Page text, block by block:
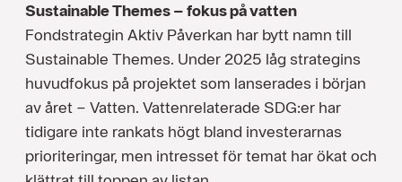
Sustainable Themes – fokus på vatten
Fondstrategin Aktiv Påverkan har bytt namn till
Sustainable Themes. Under 2025 låg strategins
huvudfokus på projektet som lanserades i början
av året – Vatten. Vattenrelaterade SDG:er har
tidigare inte rankats högt bland investerarnas
prioriteringar, men intresset för temat har ökat och